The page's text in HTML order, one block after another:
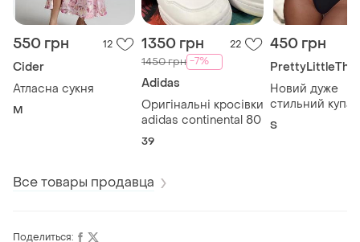
550 грн 12
Cider
Атласна сукня
M
1350 грн 22
1450 грн -7%
Adidas
Оригінальні кросівки
adidas continental 80
39
450 грн
Новий дуже
стильний
S
Все товары продавца
Поделиться: